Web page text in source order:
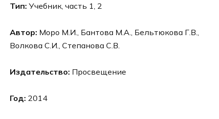
Тип: Учебник, часть 1, 2
Автор: Моро М.И., Бантова М.А., Бельтюкова Г.В.,
Волкова С.И., Степанова С.В.
Издательство: Просвещение
Год: 2014